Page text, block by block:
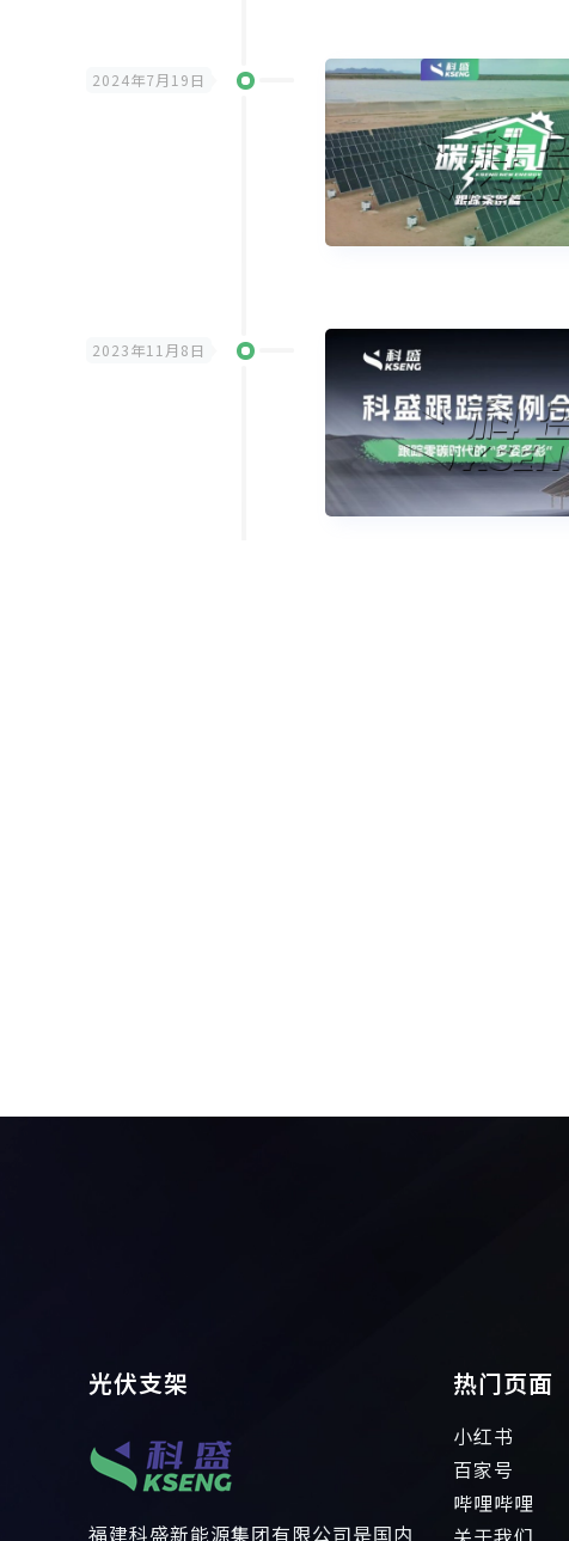
2024年7月19日
2023年11月8日
光伏支架
福建科盛新能源集团有限公司是国内
热门页面
小红书
百家号
哔哩哔哩